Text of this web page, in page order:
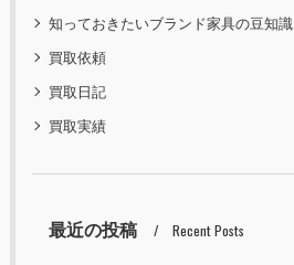
知っておきたいブランド家具の豆知識
買取依頼
買取日記
買取実績
最近の投稿 Recent Posts